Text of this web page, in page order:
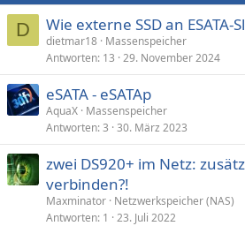
D Wie externe SSD an ESATA-
dietmar18 Massenspeicher
Antworten 13 29. November 2024
eSATA - eSATAp
AquaX Massenspeicher
Antworten 3 30. März 2023
zwei DS920+ im Netz:
verbinden?!
Maxminator Netzwerkspeicher (NAS)
Antworten 1 23. Juli 2022